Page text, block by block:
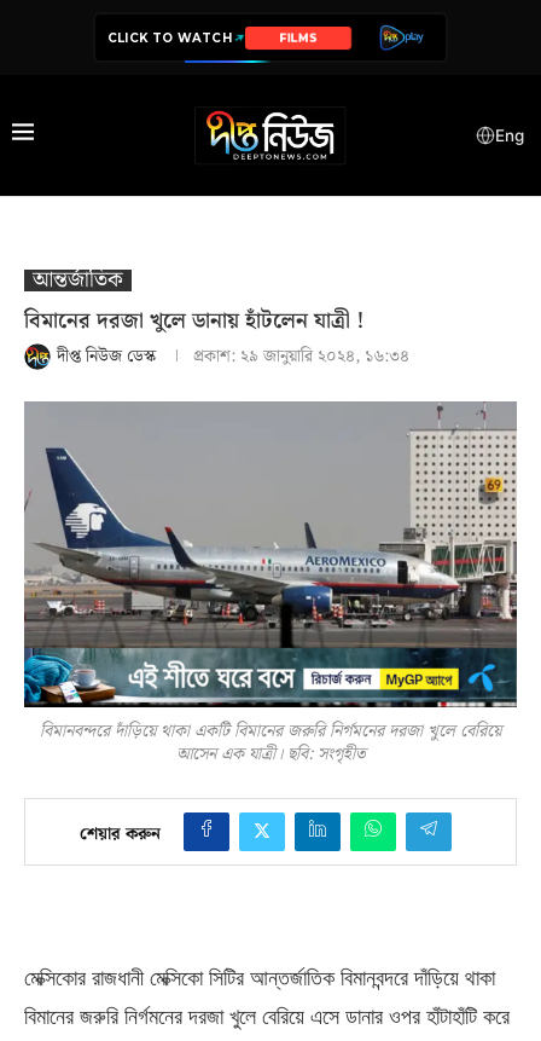
CLICK TO WATCH SERIES
Eng
আন্তর্জাতিক
বিমানের দরজা খুলে ডানায় হাঁটলেন যাত্রী !
দীপ্ত নিউজ ডেস্ক প্রকাশ: ২৯ জানুয়ারি ২০২৪, ১৬:৩৪
বিমানবন্দরে দাঁড়িয়ে থাকা একটি বিমানের জরুরি নির্গমনের দরজা খুলে বেরিয়ে
আসেন এক যাত্রী। ছবি: সংগৃহীত
শেয়ার করুন
মেক্সিকোর রাজধানী মেক্সিকো সিটির আন্তর্জাতিক বিমানবন্দরে দাঁড়িয়ে থাকা
বিমানের জরুরি নির্গমনের দরজা খুলে বেরিয়ে এসেডানার ওপর হাঁটাহাঁটি করে